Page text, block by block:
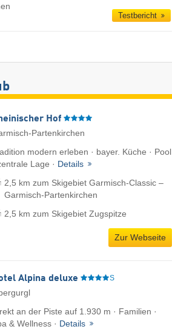
Testbericht
Hof
Partenkirchen
modern erleben · bayer. Küche · Pool
Lage · Details
2,5 km zum Skigebiet Garmisch-Classic –
Garmisch-Partenkirchen
2,5 km zum Skigebiet Zugspitze
Zur Webseite
Alpina deluxe S
an der Piste auf 1.930 m · Familien ·
& Wellness · Details